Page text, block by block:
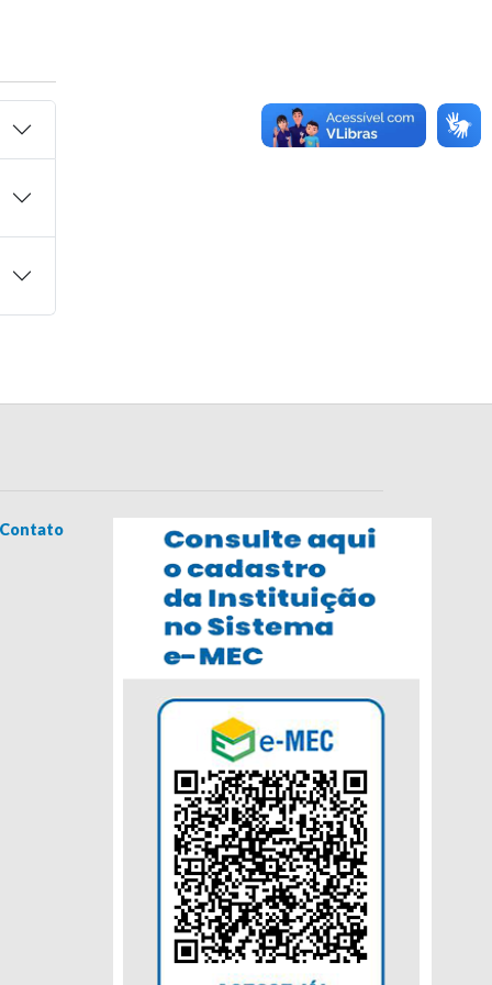
Contato